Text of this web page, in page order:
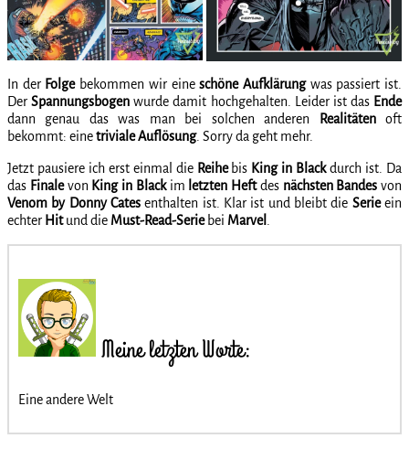
In der Folgebekommen wir eineschöne Aufklärungwas passiert ist.
DerSpannungsbogen wurde damit hochgehalten. Leider ist das Ende
dann genau das was man bei solchen anderen
Realitätenoft
bekommt: einetrivialeAuflösung. Sorry da geht mehr.
Jetzt pausiere ich erst einmal die Reihebis King in Blackdurch ist. Da
das Finalevon King in Black im letzten Heftdes nächsten Bandes von
Venom by Donny Cates enthalten ist. Klar ist und bleibt die Serieein
echter Hitund die Must-Read-Seriebei Marvel
Meine letzten Worte:
Eine andere Welt